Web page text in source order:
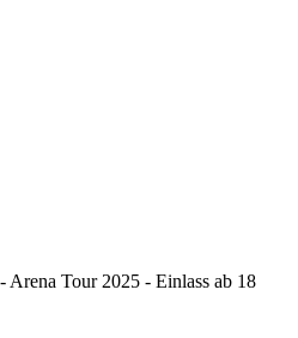
Tour 2025 - Einlass ab 18